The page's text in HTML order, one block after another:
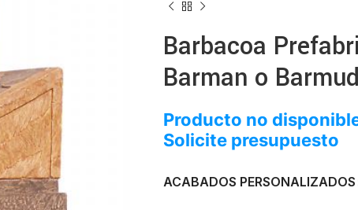
Barbacoa
Barman o
Producto no
Solicite presupuesto
ACABADOS PERSONALIZADOS